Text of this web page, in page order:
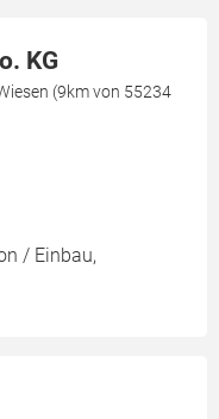
KG
(9km von 55234
/ Einbau,